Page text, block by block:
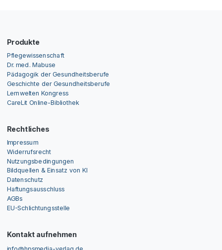
Produkte
Pflegewissenschaft
Dr. med. Mabuse
Pädagogik der Gesundheitsberufe
Geschichte der Gesundheitsberufe
Lernwelten Kongress
CareLit Online-Bibliothek
Rechtliches
Impressum
Widerrufsrecht
Nutzungsbedingungen
Bildquellen & Einsatz von KI
Datenschutz
Haftungsausschluss
AGBs
EU-Schlichtungsstelle
Kontakt aufnehmen
info@hpsmedia-verlag.de